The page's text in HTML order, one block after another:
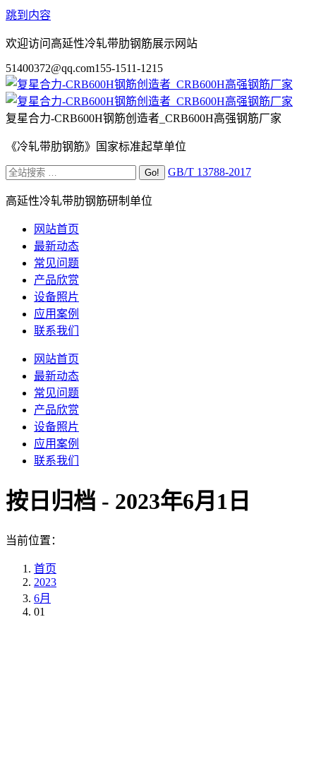
跳到内容
欢迎访问高延性冷轧带肋钢筋展示网站
51400372@qq.com155-1511-1215
复星合力-CRB600H钢筋创造者_CRB600H高强钢筋厂家
《冷轧带肋钢筋》国家标准起草单位
GB/T 13788-2017
高延性冷轧带肋钢筋研制单位
网站首页
最新动态
常见问题
产品欣赏
设备照片
应用案例
联系我们
网站首页
最新动态
常见问题
产品欣赏
设备照片
应用案例
联系我们
按日归档 - 2023年6月1日
当前位置：
首页
2023
6月
01